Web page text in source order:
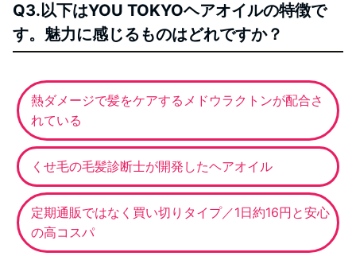
Q3.以下はYOU TOKYOヘアオイルの特徴で
す。魅力に感じるものはどれですか？
熱ダメージで髪をケアするメドウラクトンが配合さ
れている
くせ毛の毛髪診断士が開発したヘアオイル
定期通販ではなく買い切りタイプ／1日約16円と安心
の高コスパ